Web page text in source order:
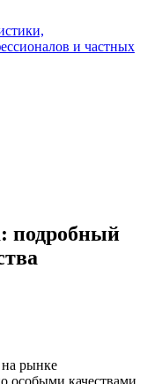
и частных
подробный
рынке
особыми качествами